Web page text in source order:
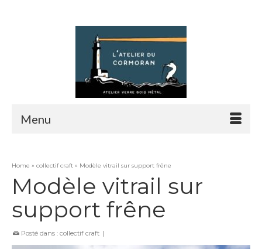
Menu
Home » collectif craft » Modèle vitrail sur support frêne
Modèle vitrail sur
support frêne
Posté dans : collectif craft |